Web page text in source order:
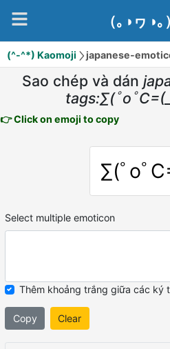
（｡◑ヮ◑
(^-^*) Kaomoji japanese-
Sao chép và dán
tags:∑(ﾟoﾟ
👉 Click on emoji to copy
∑(ﾟoﾟ
Select multiple emoticon
Thêm khoảng trắng giữa các ký
Copy Clear